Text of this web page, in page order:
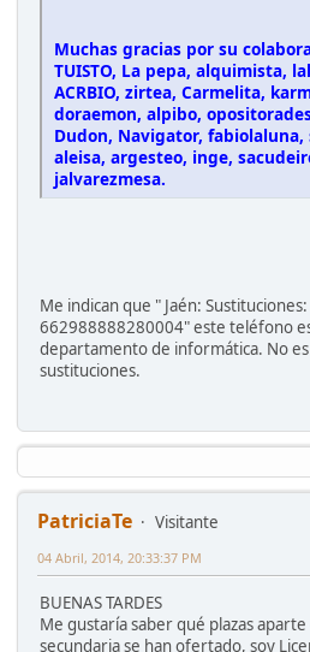
Muchas gracias por su
TUISTO, La pepa, alquimista,
ACRBIO, zirtea, Carmelita,
doraemon, alpibo,
Dudon, Navigator, fabiolaluna,
aleisa, argesteo, inge,
jalvarezmesa.
Me indican que " Jaén: Sustituciones:
662988888280004" este teléfono
departamento de informática. No
sustituciones.
PatriciaTe
Visitante
04 Abril, 2014, 20:33:37 PM
BUENAS TARDES
Me gustaría saber qué plazas aparte
secundaria se han ofertado, soy